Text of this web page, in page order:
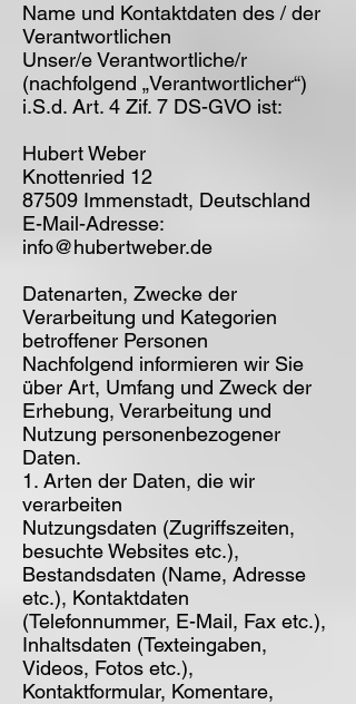
Name und Kontaktdaten des / der
Verantwortlichen
Unser/e Verantwortliche/r
(nachfolgend „Verantwortlicher“)
i.S.d. Art. 4 Zif. 7 DS-GVO ist:
Hubert Weber
Knottenried 12
87509 Immenstadt, Deutschland
E-Mail-Adresse:
info@hubertweber.de
Datenarten, Zwecke der
Verarbeitung und Kategorien
betroffener Personen
Nachfolgend informieren wir Sie
über Art, Umfang und Zweck der
Erhebung, Verarbeitung und
Nutzung personenbezogener
Daten.
1. Arten der Daten, die wir
verarbeiten
Nutzungsdaten (Zugriffszeiten,
besuchte Websites etc.),
Bestandsdaten (Name, Adresse
etc.), Kontaktdaten
(Telefonnummer, E-Mail, Fax etc.),
Inhaltsdaten (Texteingaben,
Videos, Fotos etc.),
Kontaktformular, Komentare,